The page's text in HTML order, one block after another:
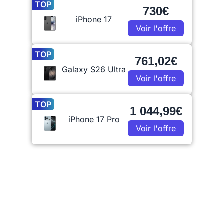
TOP
iPhone 17
730€
Voir l'offre
TOP
Galaxy S26 Ultra
761,02€
Voir l'offre
TOP
iPhone 17 Pro
1 044,99€
Voir l'offre